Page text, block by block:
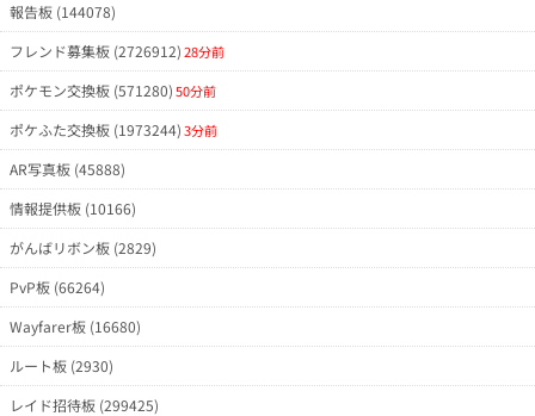
報告板 (144078)
フレンド募集板 (2726912)28分前
ポケモン交換板 (571280)50分前
ポケふた交換板 (1973244)3分前
AR写真板 (45888)
情報提供板 (10166)
がんばリボン板 (2829)
PvP板 (66264)
Wayfarer板 (16680)
ルート板 (2930)
レイド招待板 (299425)